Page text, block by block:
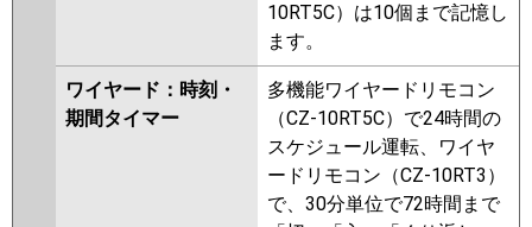
10RT5C）は10個まで記憶し
ます。
ワイヤード：時刻・
期間タイマー
多機能ワイヤードリモコン
（CZ-10RT5C）で24時間の
スケジュール運転、ワイヤ
ードリモコン（CZ-10RT3）
で、30分単位で72時間まで